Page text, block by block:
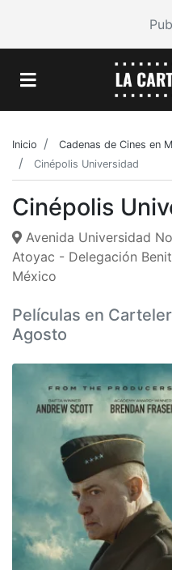
Inicio Cadenas de Cines en
Cinépolis Universidad
Cinépolis
Avenida Universidad
Atoyac - Delegación
México
Películas en
Agosto